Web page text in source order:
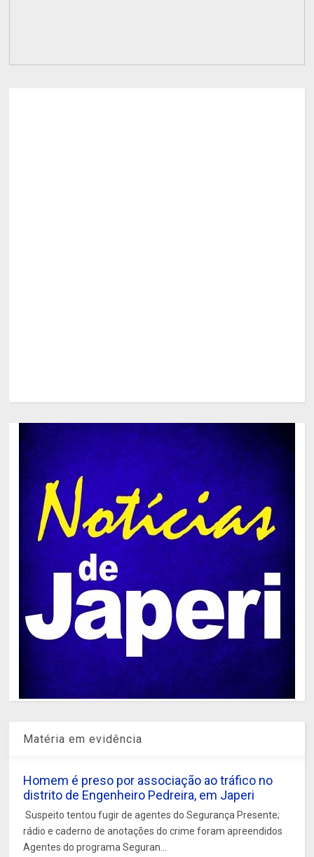
Matéria em evidência
Homem é preso por associação ao tráfico no
distrito de Engenheiro Pedreira, em Japeri
Suspeito tentou fugir de agentes do Segurança Presente;
rádio e caderno de anotações do crime foram apreendidos
Agentes do programa Seguran...